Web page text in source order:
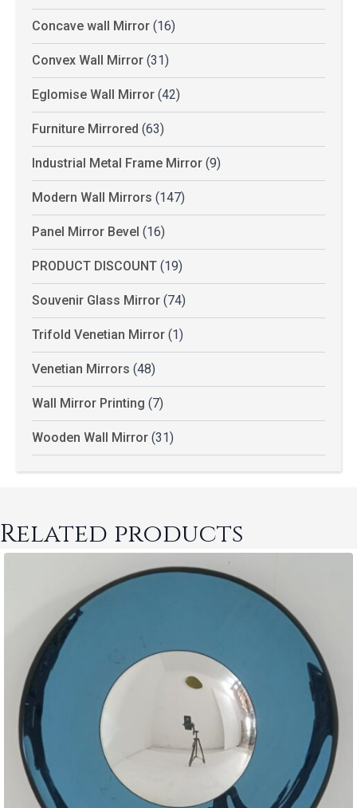
Concave wall Mirror (16)
Convex Wall Mirror (31)
Eglomise Wall Mirror (42)
Furniture Mirrored (63)
Industrial Metal Frame Mirror (9)
Modern Wall Mirrors (147)
Panel Mirror Bevel (16)
PRODUCT DISCOUNT (19)
Souvenir Glass Mirror (74)
Trifold Venetian Mirror (1)
Venetian Mirrors (48)
Wall Mirror Printing (7)
Wooden Wall Mirror (31)
Related products